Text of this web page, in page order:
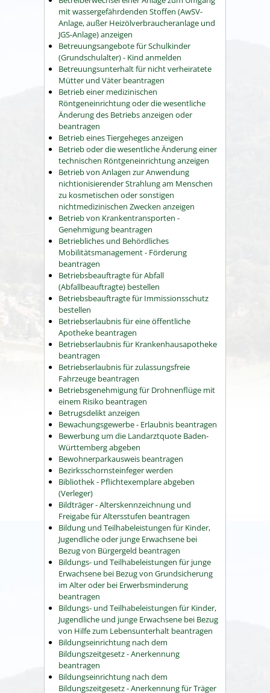
mit wassergefährdenden Stoffen (AwSV-
Anlage, außer Heizölverbraucheranlage und
JGS-Anlage) anzeigen
Betreuungsangebote für Schulkinder
(Grundschulalter) - Kind anmelden
Betreuungsunterhalt für nicht verheiratete
Mütter und Väter beantragen
Betrieb einer medizinischen
Röntgeneinrichtung oder die wesentliche
Änderung des Betriebs anzeigen oder
beantragen
Betrieb eines Tiergeheges anzeigen
Betrieb oder die wesentliche Änderung einer
technischen Röntgeneinrichtung anzeigen
Betrieb von Anlagen zur Anwendung
nichtionisierender Strahlung am Menschen
zu kosmetischen oder sonstigen
nichtmedizinischen Zwecken anzeigen
Betrieb von Krankentransporten -
Genehmigung beantragen
Betriebliches und Behördliches
Mobilitätsmanagement - Förderung
beantragen
Betriebsbeauftragte für Abfall
(Abfallbeauftragte) bestellen
Betriebsbeauftragte für Immissionsschutz
bestellen
Betriebserlaubnis für eine öffentliche
Apotheke beantragen
Betriebserlaubnis für Krankenhausapotheke
beantragen
Betriebserlaubnis für zulassungsfreie
Fahrzeuge beantragen
Betriebsgenehmigung für Drohnenflüge mit
einem Risiko beantragen
Betrugsdelikt anzeigen
Bewachungsgewerbe - Erlaubnis beantragen
Bewerbung um die Landarztquote Baden-
Württemberg abgeben
Bewohnerparkausweis beantragen
Bezirksschornsteinfeger werden
Bibliothek - Pflichtexemplare abgeben
(Verleger)
Bildträger - Alterskennzeichnung und
Freigabe für Altersstufen beantragen
Bildung und Teilhabeleistungen für Kinder,
Jugendliche oder junge Erwachsene bei
Bezug von Bürgergeld beantragen
Bildungs- und Teilhabeleistungen für junge
Erwachsene bei Bezug von Grundsicherung
im Alter oder bei Erwerbsminderung
beantragen
Bildungs- und Teilhabeleistungen für Kinder,
Jugendliche und junge Erwachsene bei Bezug
von Hilfe zum Lebensunterhalt beantragen
Bildungseinrichtung nach dem
Bildungszeitgesetz - Anerkennung
beantragen
Bildungseinrichtung nach dem
Bildungszeitgesetz - Anerkennung für Träger